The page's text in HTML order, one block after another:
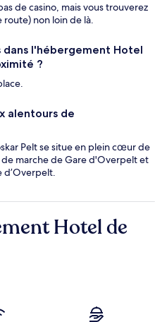
de casino, mais vous trouverez
route) non loin de là.
l'hébergement Hotel
?
alentours de
Pelt se situe en plein cœur de
marche de Gare d'Overpelt et
d’Overpelt.
Hotel de